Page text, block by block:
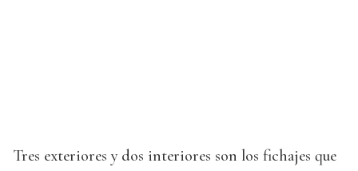
Tres exteriores y dos interiores son los fichajes que